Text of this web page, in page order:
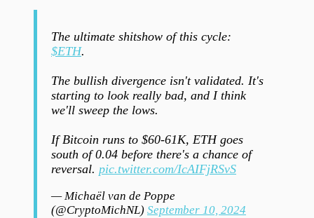
The ultimate shitshow of this cycle:
$ETH.
The bullish divergence isn't validated. It's
starting to look really bad, and I think
we'll sweep the lows.
If Bitcoin runs to $60-61K, ETH goes
south of 0.04 before there's a chance of
reversal. pic.twitter.com/IcAIFjRSvS
— Michaël van de Poppe
(@CryptoMichNL) September 10, 2024